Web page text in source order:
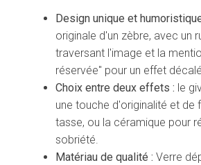
Design unique et
originale d'un zèbre, avec un
traversant l'image et la
réservée" pour un effet
Choix entre deux effets : le
une touche d'originalité et de
tasse, ou la céramique pour
sobriété.
Matériau de qualité : Verre